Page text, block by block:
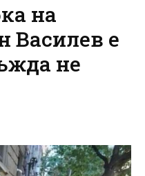
на
Василев е
не